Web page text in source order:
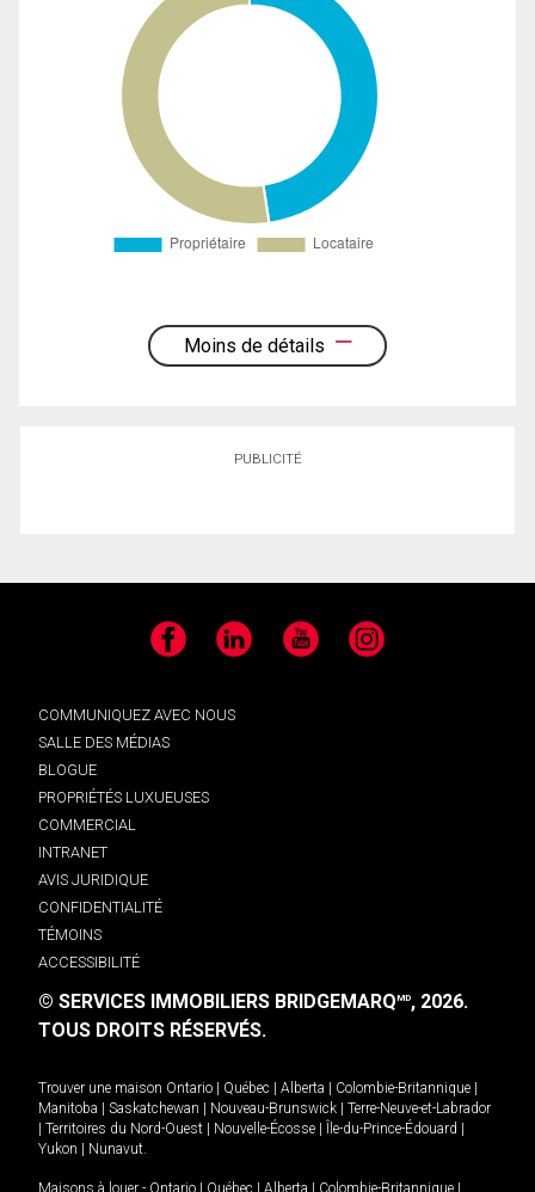
Moins de détails
PUBLICITÉ
Facebook LinkedIn YouTube Instagram
COMMUNIQUEZ AVEC NOUS
SALLE DES MÉDIAS
BLOGUE
PROPRIÉTÉS LUXUEUSES
COMMERCIAL
INTRANET
AVIS JURIDIQUE
CONFIDENTIALITÉ
TÉMOINS
ACCESSIBILITÉ
© SERVICES IMMOBILIERS BRIDGEMARQMD, 2026.
TOUS DROITS RÉSERVÉS.
Trouver une maison Ontario Québec Alberta Colombie-Britannique
Manitoba
Saskatchewan Nouveau-Brunswick
Terre-Neuve-et-Labrador
Territoires du Nord-Ouest Nouvelle-Écosse Île-du-Prince-Édouard
Yukon
Nunavut.